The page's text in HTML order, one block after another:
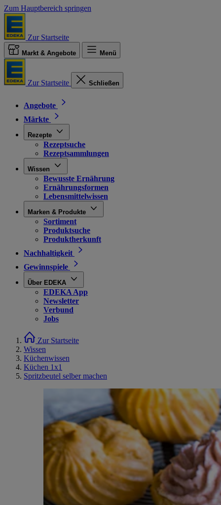
Zum Hauptbereich springen
Zur Startseite
Markt & Angebote Menü
Zur Startseite Schließen
Angebote
Märkte
Rezepte
Rezeptsuche
Rezeptsammlungen
Wissen
Bewusste Ernährung
Ernährungsformen
Lebensmittelwissen
Marken & Produkte
Sortiment
Produktsuche
Produktherkunft
Nachhaltigkeit
Gewinnspiele
Über EDEKA
EDEKA App
Newsletter
Verbund
Jobs
Zur Startseite
Wissen
Küchenwissen
Küchen 1x1
Spritzbeutel selber machen